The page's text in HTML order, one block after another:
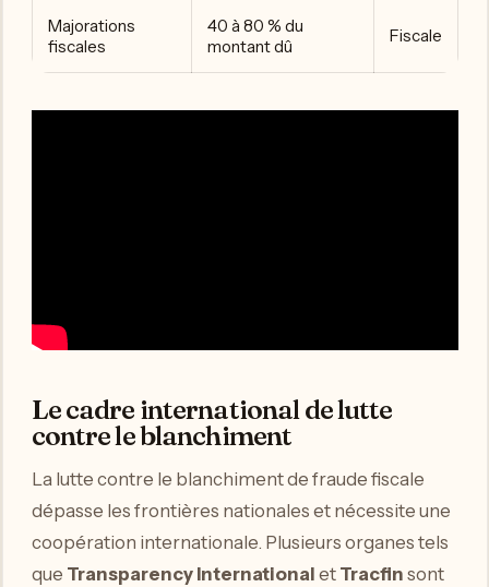
Majorations
fiscales
40 à 80 % du
montant dû
Fiscale
Le cadre international de lutte
contre le blanchiment
La lutte contre le blanchiment de fraude fiscale
dépasse les frontières nationales et nécessite une
coopération internationale. Plusieurs organes tels
que Transparency International et Tracfin sont